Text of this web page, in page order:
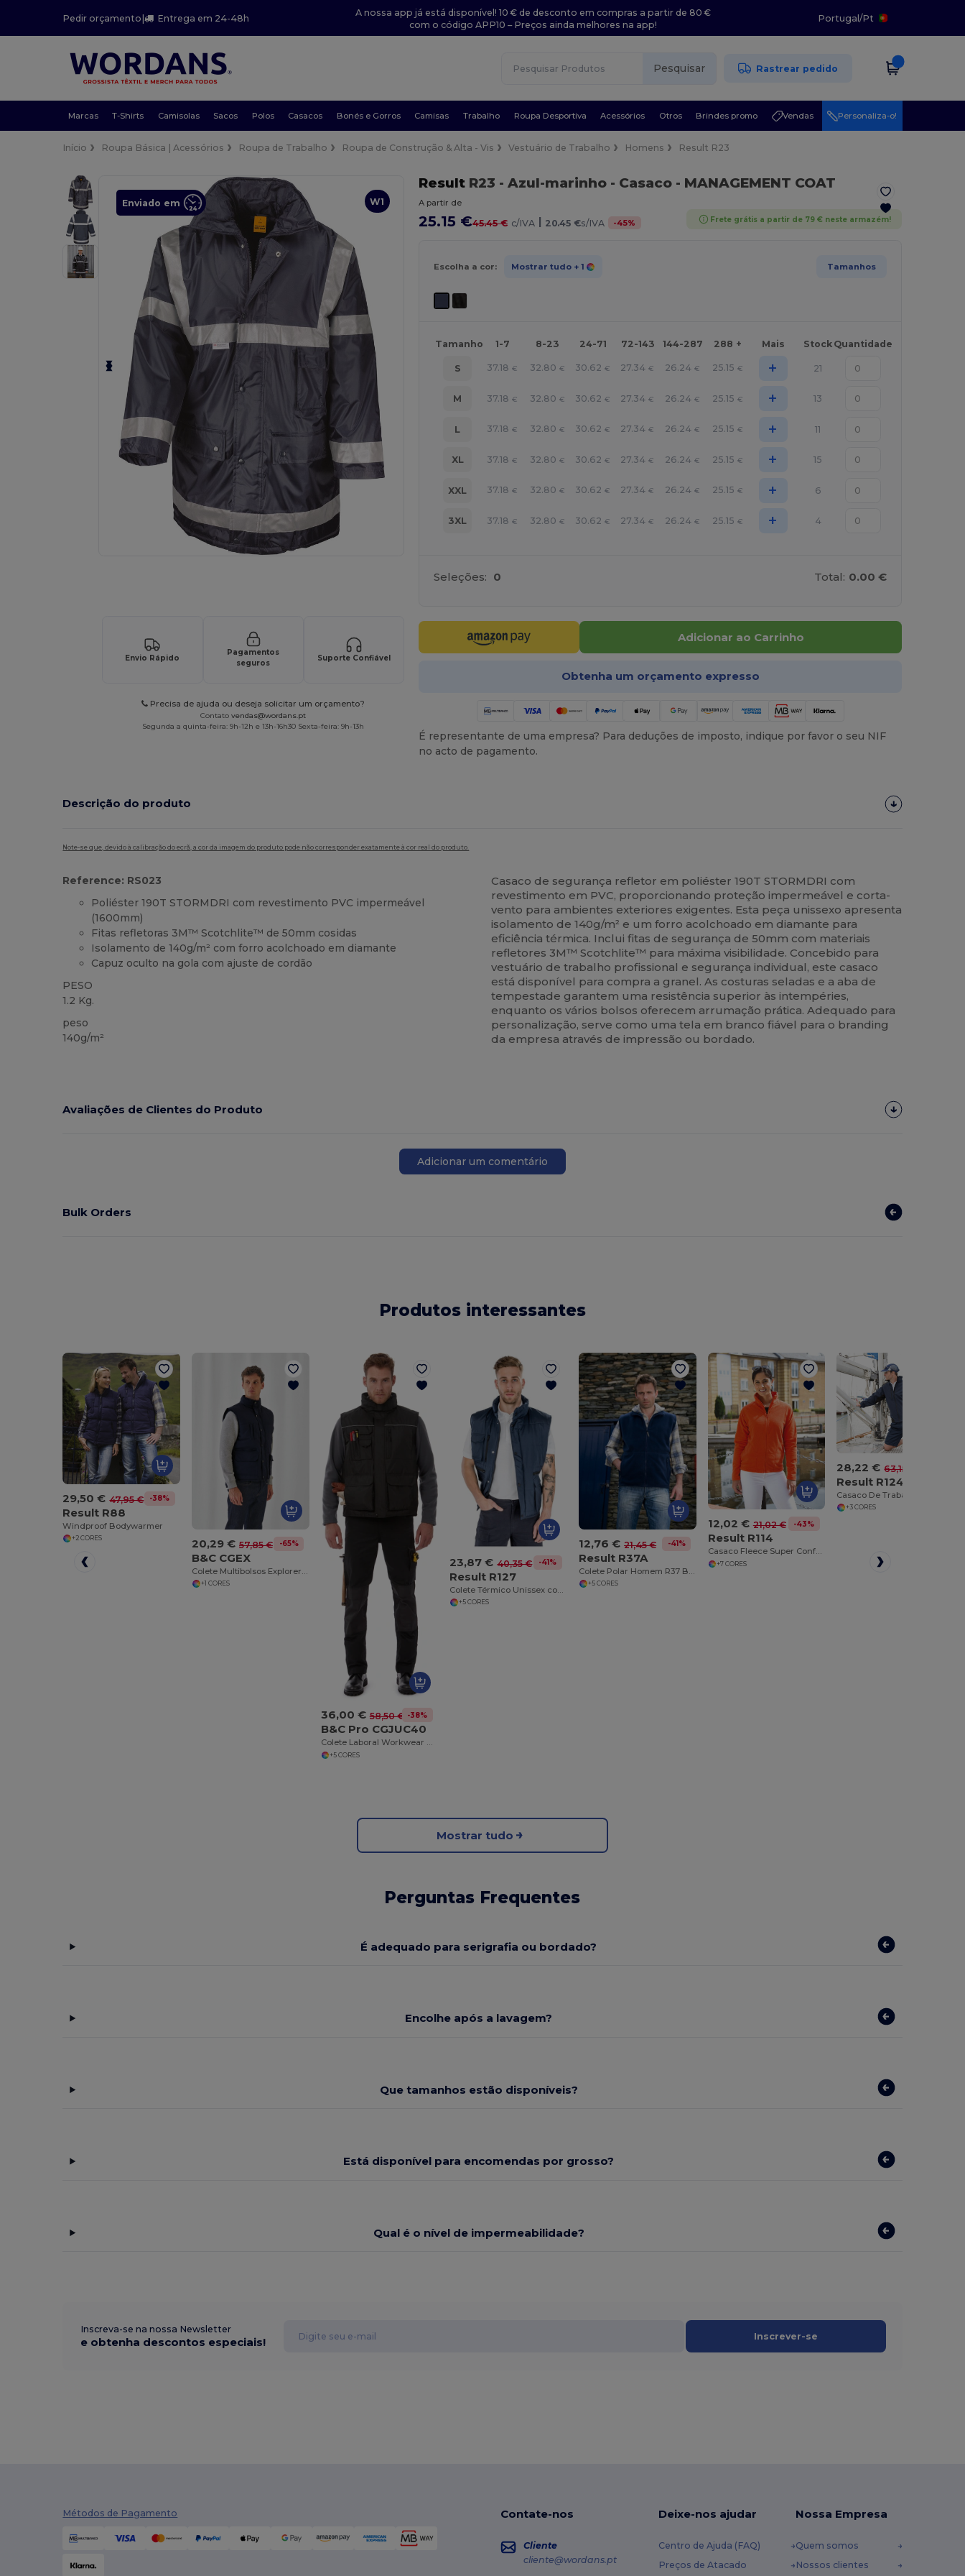
Pedir orçamento| Entrega em 24-48h
A nossa app já está disponível! 10 € de desconto em compras a partir de 80 €
com o código APP10 – Preços ainda melhores na app!
Portugal/Pt
Pesquisar Rastrear pedido
Marcas T-Shirts Camisolas Sacos Polos Casacos Bonés e Gorros Camisas Trabalho Roupa Desportiva Acessórios Otros Brindes promo Vendas Personaliza-o!
Início Roupa Básica | Acessórios Roupa de Trabalho Roupa de Construção & Alta - Vis Vestuário de Trabalho Homens Result R23
W1
Enviado em
Envio Rápido
Pagamentos
seguros
Suporte Confiável
Precisa de ajuda ou deseja solicitar um orçamento?
Contatovendas@wordans.pt
Segunda a quinta-feira: 9h-12h e 13h-16h30 Sexta-feira: 9h-13h
ResultR23 - Azul-marinho- Casaco - MANAGEMENT COAT
A partir de
25.15 €45.45 € c/IVA | 20.45 €s/IVA -45% Frete grátis a partir de 79 € neste armazém!
Escolha a cor: Mostrar tudo + 1 Tamanhos
Tamanho 1-7 8-23 24-71 72-143 144-287 288 + Mais Stock Quantidade
S 37.18 € 32.80 € 30.62 € 27.34 € 26.24 € 25.15 € + 21
M 37.18 € 32.80 € 30.62 € 27.34 € 26.24 € 25.15 € + 13
L 37.18 € 32.80 € 30.62 € 27.34 € 26.24 € 25.15 € + 11
XL 37.18 € 32.80 € 30.62 € 27.34 € 26.24 € 25.15 € + 15
XXL 37.18 € 32.80 € 30.62 € 27.34 € 26.24 € 25.15 € + 6
3XL 37.18 € 32.80 € 30.62 € 27.34 € 26.24 € 25.15 € + 4
Seleções: 0 Total: 0.00 €
Adicionar ao Carrinho
Obtenha um orçamento expresso
É representante de uma empresa? Para deduções de imposto, indique por favor o seu NIF
no acto de pagamento.
Descrição do produto
Note-se que, devido à calibração do ecrã, a cor da imagem do produto pode não corresponder exatamente à cor real do produto.
Reference: RS023
Poliéster 190T STORMDRI com revestimento PVC impermeável
(1600mm)
Fitas refletoras 3M™ Scotchlite™ de 50mm cosidas
Isolamento de 140g/m² com forro acolchoado em diamante
Capuz oculto na gola com ajuste de cordão
PESO
1.2 Kg.
peso
140g/m²
Casaco de segurança refletor em poliéster 190T STORMDRI com
revestimento em PVC, proporcionando proteção impermeável e corta-
vento para ambientes exteriores exigentes. Esta peça unissexo apresenta
isolamento de 140g/m² e um forro acolchoado em diamante para
eficiência térmica. Inclui fitas de segurança de 50mm com materiais
refletores 3M™ Scotchlite™ para máxima visibilidade. Concebido para
vestuário de trabalho profissional e segurança individual, este casaco
está disponível para compra a granel. As costuras seladas e a aba de
tempestade garantem uma resistência superior às intempéries,
enquanto os vários bolsos oferecem arrumação prática. Adequado para
personalização, serve como uma tela em branco fiável para o branding
da empresa através de impressão ou bordado.
Avaliações de Clientes do Produto
Adicionar um comentário
Bulk Orders
Produtos interessantes
29,50 € 47,95 € -38%
Result R88
Windproof Bodywarmer
+2 CORES 20,29 € 57,85 € -65%
B&C CGEX
+1 CORES
36,00 € 58,50 € -38%
B&C Pro CGJUC40
Colete Laboral Workwear B&C Expert Pro
+5 CORES
23,87 € 40,35 € -41%
Result R127
+5 CORES
12,76 € 21,45 € -41%
Result R37A
+5 CORES
12,02 € 21,02 € -43%
Result R114
Casaco Fleece Super Conforto e Praticidade
+7 CORES
28,22 € 63,15 €
Result R124
+3 CORES
Mostrar tudo
Perguntas Frequentes
É adequado para serigrafia ou bordado?
Encolhe após a lavagem?
Que tamanhos estão disponíveis?
Está disponível para encomendas por grosso?
Qual é o nível de impermeabilidade?
Inscreva-se na nossa Newsletter
e obtenha descontos especiais! Inscrever-se
Métodos de Pagamento Contate-nos
Cliente
cliente@wordans.pt
Deixe-nos ajudar
Centro de Ajuda (FAQ)
Preços de Atacado
Nossa Empresa
Quem somos
Nossos clientes